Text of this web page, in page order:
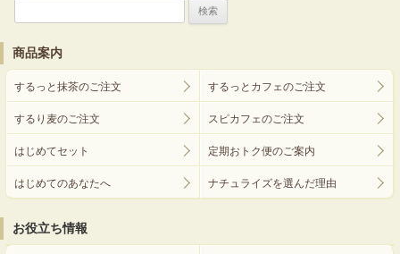
商品案内
するっと抹茶のご注文 するっとカフェのご注文
するり麦のご注文 スピカフェのご注文
はじめてセット 定期おトク便のご案内
はじめてのあなたへ ナチュライズを選んだ理由
お役立ち情報